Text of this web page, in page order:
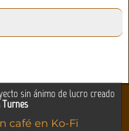
sin ánimo de lucro creado
Turnes
café en Ko-Fi